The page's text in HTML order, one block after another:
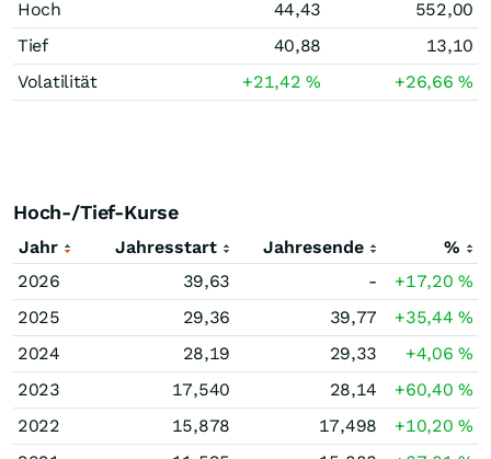
Hoch
44,43
552,00
Tief
40,88
13,10
Volatilität
+21,42% +26,66%
Hoch-/Tief-Kurse
Jahr Jahresstart Jahresende
%
2026
39,63 - +17,20%
2025
29,36 39,77 +35,44%
2024
28,19 29,33 +4,06%
2023
17,540 28,14 +60,40%
2022
15,878 17,498 +10,20%